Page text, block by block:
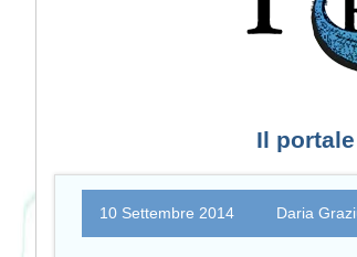
Il
10 Settembre 2014 Daria